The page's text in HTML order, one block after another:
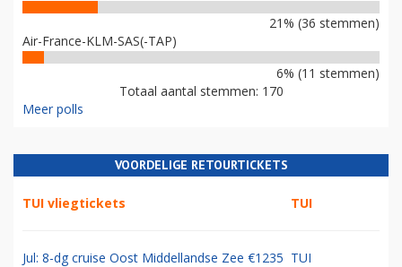
21% (36 stemmen)
Air-France-KLM-SAS(-TAP)
6% (11 stemmen)
Totaal aantal stemmen: 170
Meer polls
VOORDELIGE RETOURTICKETS
TUI vliegtickets TUI
Jul: 8-dg cruise Oost Middellandse Zee €1235 TUI